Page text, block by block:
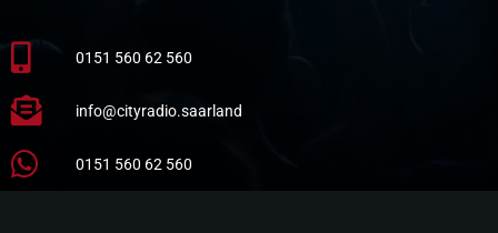
0151 560 62 560
info@cityradio.saarland
0151 560 62 560